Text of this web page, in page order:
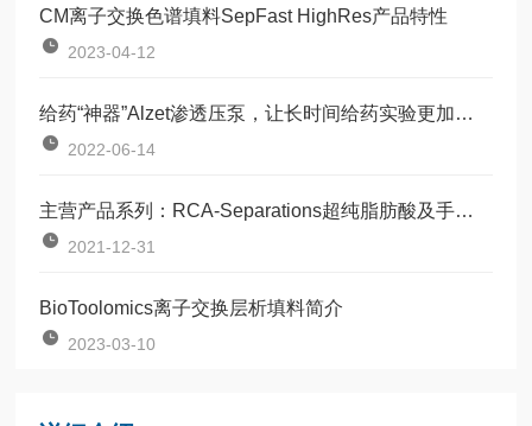
CM离子交换色谱填料SepFast HighRes产品特性
2023-04-12
给药“神器”Alzet渗透压泵，让长时间给药实验更加简单高效
2022-06-14
主营产品系列：RCA-Separations超纯脂肪酸及手性化合物
2021-12-31
BioToolomics离子交换层析填料简介
2023-03-10